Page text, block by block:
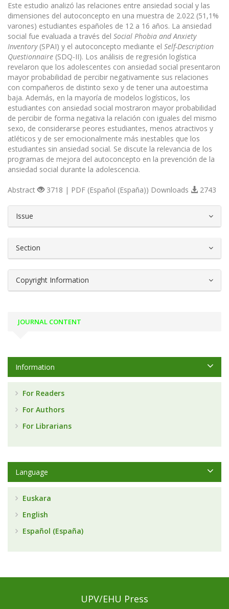
Este estudio analizó las relaciones entre ansiedad social y las
dimensiones del autoconcepto en una muestra de 2.022 (51,1%
varones) estudiantes españoles de 12 a 16 años. La ansiedad
social fue evaluada a través del Social Phobia and Anxiety
Inventory(SPAI) y el autoconcepto mediante el Self-Description
Questionnaire (SDQ-II). Los análisis de regresión logística
revelaron que los adolescentes con ansiedad social presentaron
mayor probabilidad de percibir negativamente sus relaciones
con compañeros de distinto sexo y de tener una autoestima
baja. Además, en la mayoría de modelos logísticos, los
estudiantes con ansiedad social mostraron mayor probabilidad
de percibir de forma negativa la relación con iguales del mismo
sexo, de considerarse peores estudiantes, menos atractivos y
atléticos y de ser emocionalmente más inestables que los
estudiantes sin ansiedad social. Se discute la relevancia de los
programas de mejora del autoconcepto en la prevención de la
ansiedad social durante la adolescencia.
Abstract 3718 | PDF (Español (España)) Downloads 2743
Issue
Section
Copyright Information
JOURNAL CONTENT
Information
For Readers
For Authors
For Librarians
Language
Euskara
English
Español (España)
UPV/EHU Press